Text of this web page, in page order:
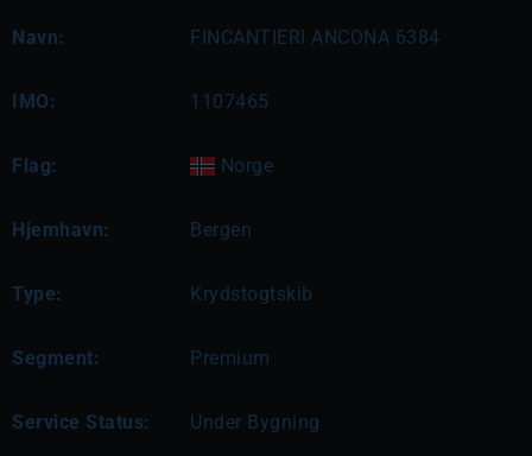
Navn: FINCANTIERI ANCONA 6384
IMO: 1107465
Flag: Norge
Hjemhavn: Bergen
Type: Krydstogtskib
Segment: Premium
Service Status: Under Bygning